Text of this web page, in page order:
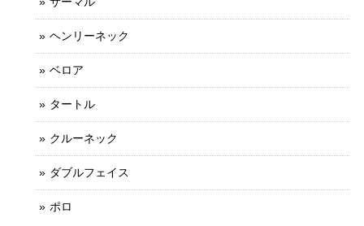
ヘンリーネック
ベロア
タートル
クルーネック
ダブルフェイス
ポロ